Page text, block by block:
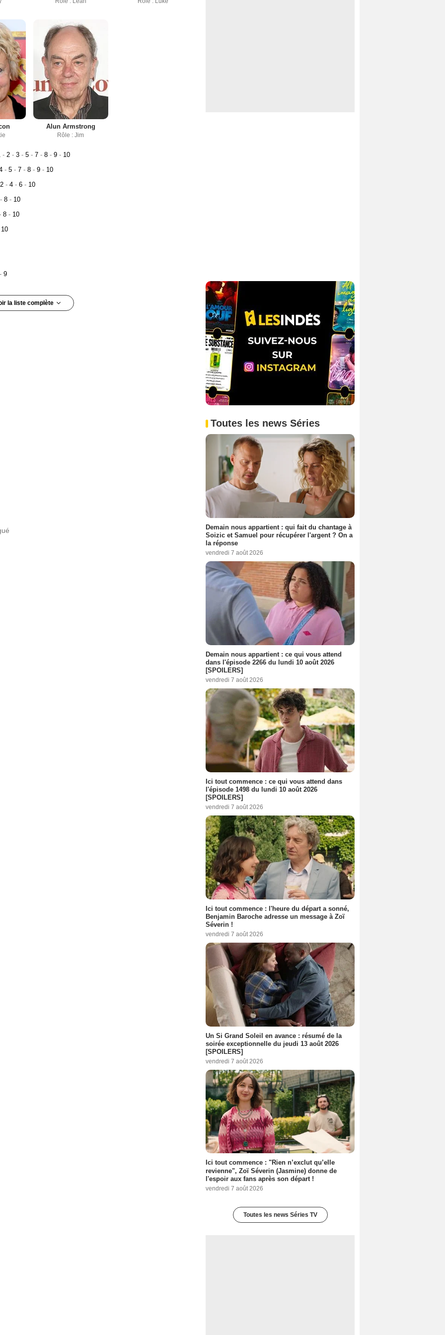
Alun Armstrong
Rôle : Jim
- 2 - 3 - 5 - 7 - 8 - 9 - 10
- 5 - 7 - 8 - 9 - 10
2 - 4 - 6 - 10
- 8 - 10
8 - 10
10
- 9
la liste complète
Toutes les news Séries
Demain nous appartient : qui fait du chantage à
Soizic et Samuel pour récupérer l'argent ? On a
la réponse
vendredi 7 août 2026
Demain nous appartient : ce qui vous attend
dans l'épisode 2266 du lundi 10 août 2026
[SPOILERS]
vendredi 7 août 2026
Ici tout commence : ce qui vous attend dans
l'épisode 1498 du lundi 10 août 2026
[SPOILERS]
vendredi 7 août 2026
Ici tout commence : l'heure du départ a sonné,
Benjamin Baroche adresse un message à Zoï
Séverin !
vendredi 7 août 2026
Un Si Grand Soleil en avance : résumé de la
soirée exceptionnelle du jeudi 13 août 2026
[SPOILERS]
vendredi 7 août 2026
Ici tout commence : "Rien n’exclut qu’elle
revienne", Zoï Séverin (Jasmine) donne de
l'espoir aux fans après son départ !
vendredi 7 août 2026
Toutes les news Séries TV